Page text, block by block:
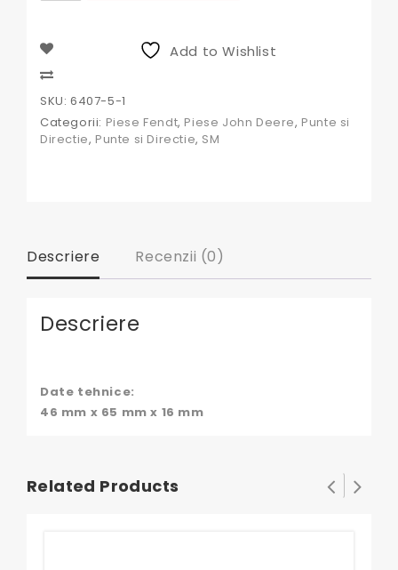
John
Deere
,
,
46x65x16
Add to Wishlist
SKU: 6407-5-1
Categorii: Piese Fendt, Piese John Deere, Punte si
Directie, Punte si Directie, SM
Descriere Recenzii (0)
Descriere
Date tehnice:
46 mm x 65 mm x 16 mm
Related Products